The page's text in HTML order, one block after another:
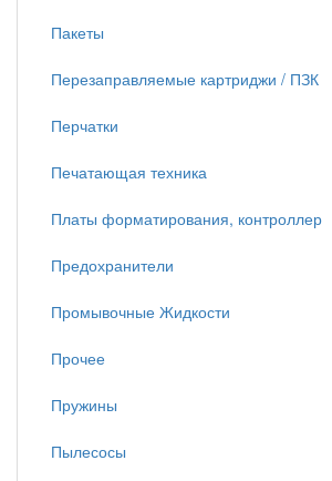
Пакеты
Перезаправляемые картриджи / ПЗК
Перчатки
Печатающая техника
Платы форматирования, контроллер
Предохранители
Промывочные Жидкости
Прочее
Пружины
Пылесосы